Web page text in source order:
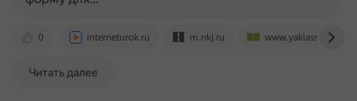
0 interneturok.ru m.nkj.ru www.yaklass.ru
Читать далее